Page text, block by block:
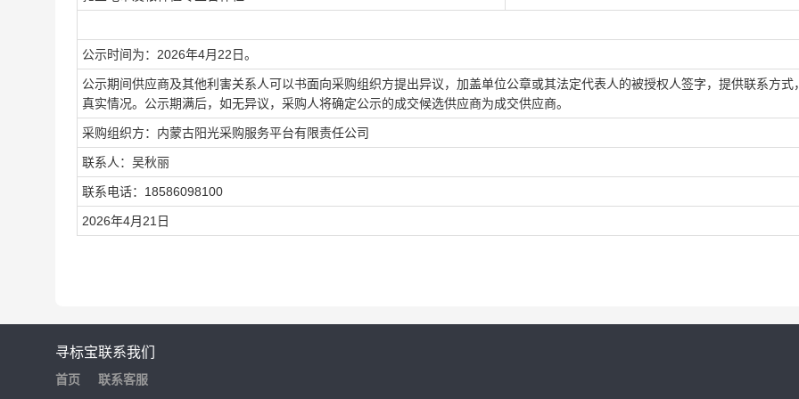
公示时间为： 2026年4月22日。
公示期间供应商及其他利害关系人可以书面向采购组织方提出异议，加盖单位公章或其法定代表人的被授权人签字，提供联系方式
真实情况。公示期满后，如无异议，采购人将确定公示的成交候选供应商为成交供应商。
采购组织方：内蒙古阳光采购服务平台有限责任公司
联系人：吴秋丽
联系电话： 18586098100
2026年4月21日
寻标宝
首页
联系我们
联系客服